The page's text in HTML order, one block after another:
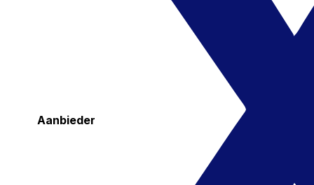
Aanbieder